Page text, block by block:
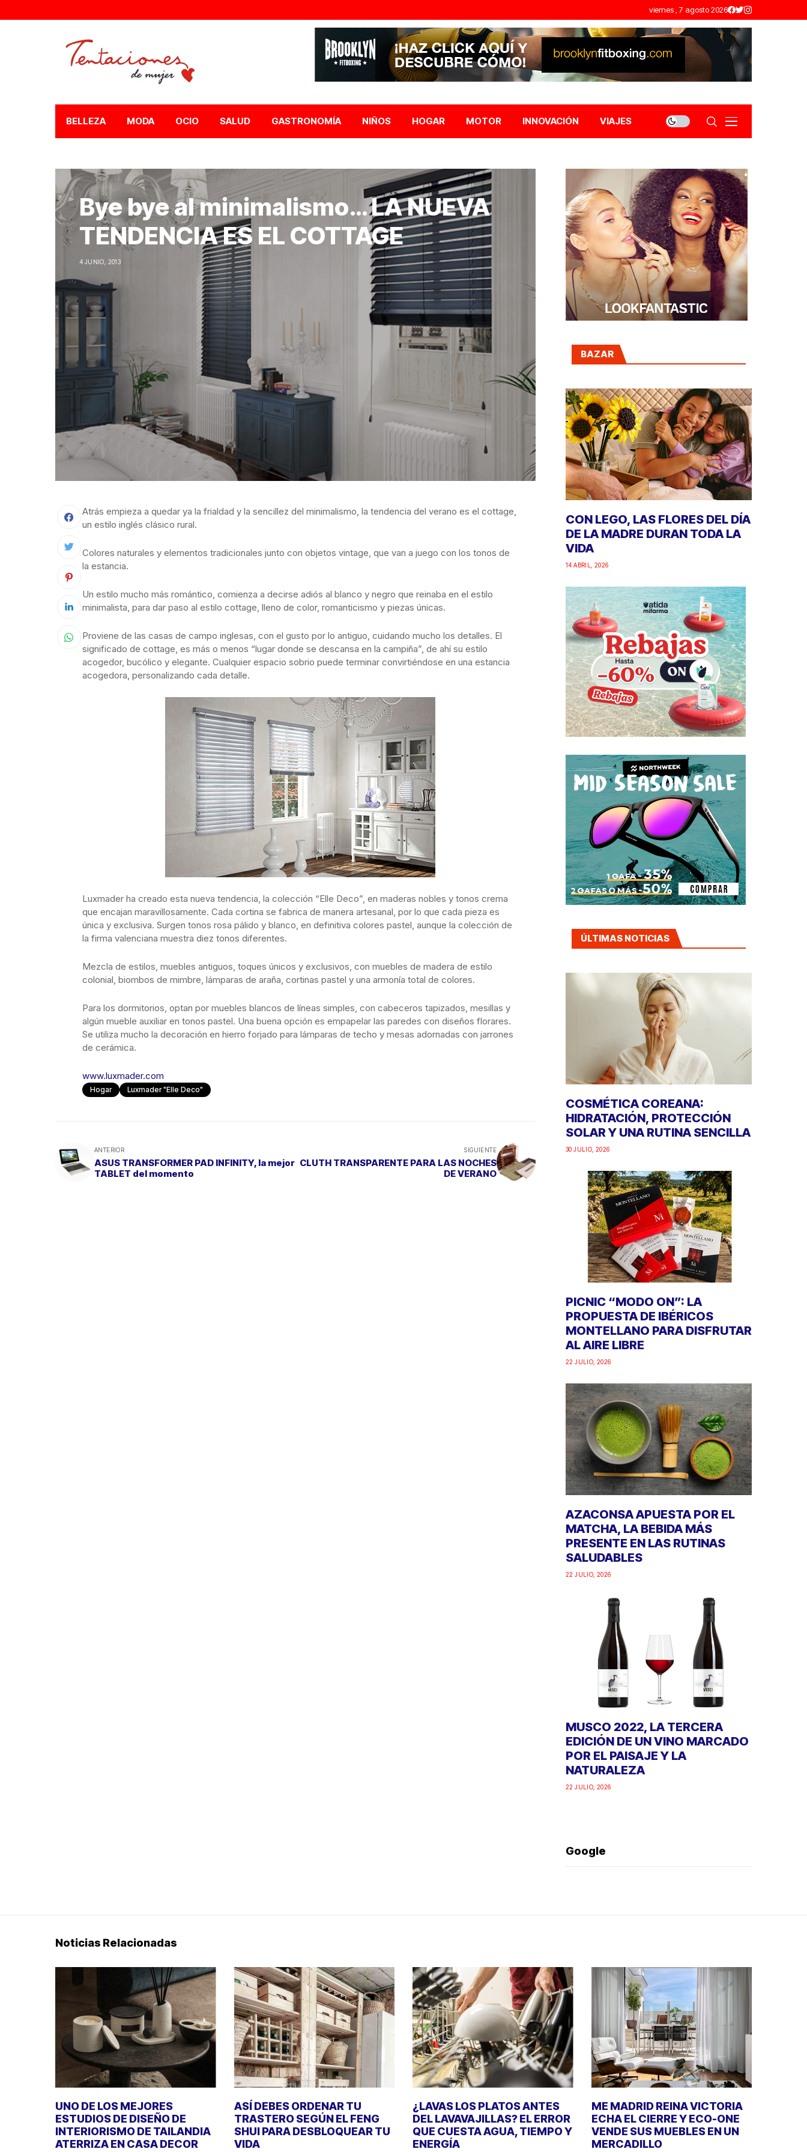
viernes , 7 agosto 2026
BELLEZA MODA OCIO SALUD GASTRONOMÍA NIÑOS HOGAR MOTOR INNOVACIÓN VIAJES
Bye bye al minimalismo… LA NUEVA
TENDENCIA ES EL COTTAGE
4 JUNIO, 2013
Atrás empieza a quedar ya la frialdad y la sencillez del minimalismo, la tendencia del verano es el cottage,
un estilo inglés clásico rural.
Colores naturales y elementos tradicionales junto con objetos vintage, que van a juego con los tonos de
la estancia.
Un estilo mucho más romántico, comienza a decirse adiós al blanco y negro que reinaba en el estilo
minimalista, para dar paso al estilo cottage, lleno de color, romanticismo y piezas únicas.
Proviene de las casas de campo inglesas, con el gusto por lo antiguo, cuidando mucho los detalles. El
significado de cottage, es más o menos “lugar donde se descansa en la campiña”, de ahí su estilo
acogedor, bucólico y elegante. Cualquier espacio sobrio puede terminar convirtiéndose en una estancia
acogedora, personalizando cada detalle.
Luxmader ha creado esta nueva tendencia, la colección “Elle Deco”, en maderas nobles y tonos crema
que encajan maravillosamente. Cada cortina se fabrica de manera artesanal, por lo que cada pieza es
única y exclusiva. Surgen tonos rosa pálido y blanco, en definitiva colores pastel, aunque la colección de
la firma valenciana muestra diez tonos diferentes.
Mezcla de estilos, muebles antiguos, toques únicos y exclusivos, con muebles de madera de estilo
colonial, biombos de mimbre, lámparas de araña, cortinas pastel y una armonía total de colores.
Para los dormitorios, optan por muebles blancos de líneas simples, con cabeceros tapizados, mesillas y
algún mueble auxiliar en tonos pastel. Una buena opción es empapelar las paredes con diseños florares.
Se utiliza mucho la decoración en hierro forjado para lámparas de techo y mesas adornadas con jarrones
de cerámica.
www.luxmader.com
Hogar Luxmader "Elle Deco"
ANTERIOR
ASUS TRANSFORMER PAD INFINITY, la mejor
TABLET del momento
SIGUIENTE
CLUTH TRANSPARENTE PARA LAS NOCHES
DE VERANO
BAZAR
CON LEGO, LAS FLORES DEL DÍA
DE LA MADRE DURAN TODA LA
VIDA
14 ABRIL, 2026
ÚLTIMAS NOTICIAS
COSMÉTICA COREANA:
HIDRATACIÓN, PROTECCIÓN
SOLAR Y UNA RUTINA SENCILLA
30 JULIO, 2026
PICNIC “MODO ON”: LA
PROPUESTA DE IBÉRICOS
MONTELLANO PARA DISFRUTAR
AL AIRE LIBRE
22 JULIO, 2026
AZACONSA APUESTA POR EL
MATCHA, LA BEBIDA MÁS
PRESENTE EN LAS RUTINAS
SALUDABLES
22 JULIO, 2026
MUSCO 2022, LA TERCERA
EDICIÓN DE UN VINO MARCADO
POR EL PAISAJE Y LA
NATURALEZA
22 JULIO, 2026
Google
Noticias Relacionadas
UNO DE LOS MEJORES
ESTUDIOS DE DISEÑO DE
INTERIORISMO DE TAILANDIA
ATERRIZA EN CASA DECOR
ASÍ DEBES ORDENAR TU
TRASTERO SEGÚN EL FENG
SHUI PARA DESBLOQUEAR TU
VIDA
¿LAVAS LOS PLATOS ANTES
DEL LAVAVAJILLAS? EL ERROR
QUE CUESTA AGUA, TIEMPO Y
ENERGÍA
ME MADRID REINA VICTORIA
ECHA EL CIERRE Y ECO-ONE
VENDE SUS MUEBLES EN UN
MERCADILLO